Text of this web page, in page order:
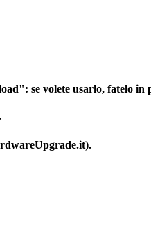
se volete usarlo, fatelo in